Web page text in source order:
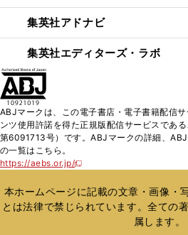
集英社アドナビ
集英社エディターズ・ラボ
ABJマークは、この電子書店・電子書籍配信
ンツ使用許諾を得た正規版配信サービスであ
第6091713号）です。ABJマークの詳細、
の一覧はこちら。
https://aebs.or.jp/
新
い
ウ
ィ
本ホームページに記載の文章・画像・
とは法律で禁じられています。全ての
属します。